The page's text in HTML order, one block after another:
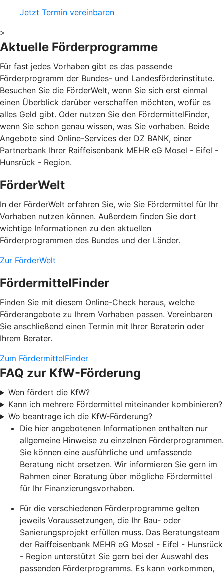
Jetzt Termin vereinbaren
>
Aktuelle Förderprogramme
Für fast jedes Vorhaben gibt es das passende
Förderprogramm der Bundes- und Landesförderinstitute.
Besuchen Sie die FörderWelt, wenn Sie sich erst einmal
einen Überblick darüber verschaffen möchten, wofür es
alles Geld gibt. Oder nutzen Sie den FördermittelFinder,
wenn Sie schon genau wissen, was Sie vorhaben. Beide
Angebote sind Online-Services der DZ BANK, einer
Partnerbank Ihrer Raiffeisenbank MEHR eG Mosel - Eifel -
Hunsrück - Region.
FörderWelt
In der FörderWelt erfahren Sie, wie Sie Fördermittel für Ihr
Vorhaben nutzen können. Außerdem finden Sie dort
wichtige Informationen zu den aktuellen
Förderprogrammen des Bundes und der Länder.
Zur FörderWelt
FördermittelFinder
Finden Sie mit diesem Online-Check heraus, welche
Förderangebote zu Ihrem Vorhaben passen. Vereinbaren
Sie anschließend einen Termin mit Ihrer Beraterin oder
Ihrem Berater.
Zum FördermittelFinder
FAQ zur KfW-Förderung
Wen fördert die KfW?
Kann ich mehrere Fördermittel miteinander kombinieren?
Wo beantrage ich die KfW-Förderung?
Die hier angebotenen Informationen enthalten nur
allgemeine Hinweise zu einzelnen Förderprogrammen.
Sie können eine ausführliche und umfassende
Beratung nicht ersetzen. Wir informieren Sie gern im
Rahmen einer Beratung über mögliche Fördermittel
für Ihr Finanzierungsvorhaben.
Für die verschiedenen Förderprogramme gelten
jeweils Voraussetzungen, die Ihr Bau- oder
Sanierungsprojekt erfüllen muss. Das Beratungsteam
der Raiffeisenbank MEHR eG Mosel - Eifel - Hunsrück
- Region unterstützt Sie gern bei der Auswahl des
passenden Förderprogramms. Es kann vorkommen,